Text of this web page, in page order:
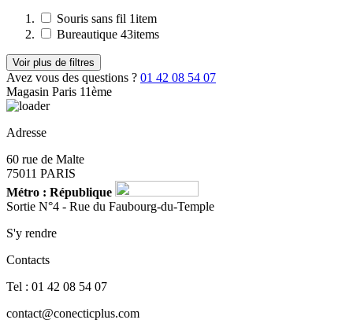
Souris sans fil 1item
Bureautique 43items
Voir plus de filtres
Avez vous des questions ? 01 42 08 54 07
Magasin Paris 11ème
Adresse
60 rue de Malte
75011 PARIS
Métro : République
Sortie N°4 - Rue du Faubourg-du-Temple
S'y rendre
Contacts
Tel : 01 42 08 54 07
contact@conecticplus.com